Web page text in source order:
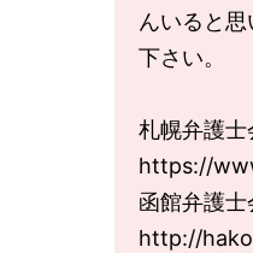
んいると
下さい。
札幌弁護
https://
函館弁護
http://